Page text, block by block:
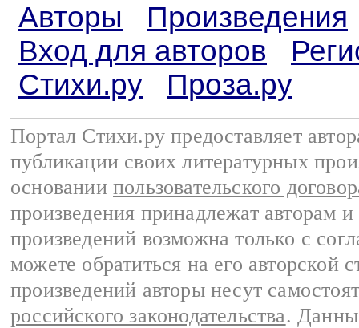
Авторы
Произведения
Вход для авторов
Стихи.ру
Проза.ру
Портал Стихи.ру предоставляет
публикации своих литературных
основании пользовательского
произведения принадлежат авторам
произведений возможна только с
можете обратиться на его авторской
произведений авторы несут
российского законодательства.